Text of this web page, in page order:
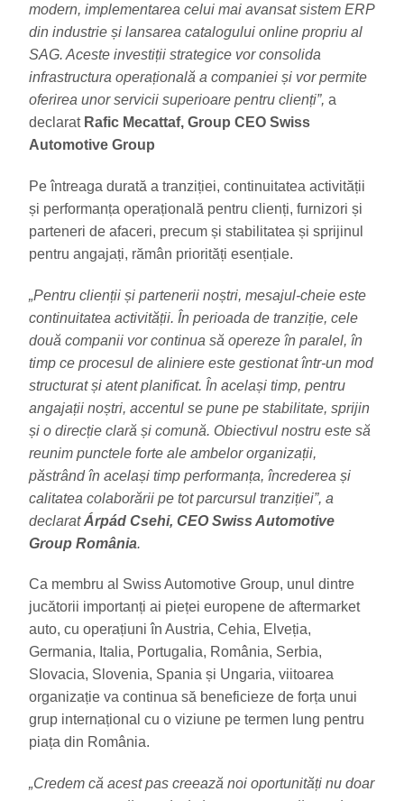
modern, implementarea celui mai avansat sistem ERP
din industrie și lansarea catalogului online propriu al
SAG. Aceste investiții strategice vor consolida
infrastructura operațională a companiei și vor permite
oferirea unor servicii superioare pentru clienți”, a
declarat Rafic Mecattaf, Group CEO Swiss
Automotive Group
Pe întreaga durată a tranziției, continuitatea activității
și performanța operațională pentru clienți, furnizori și
parteneri de afaceri, precum și stabilitatea și sprijinul
pentru angajați, rămân priorități esențiale.
„Pentru clienții și partenerii noștri, mesajul-cheie este
continuitatea activității. În perioada de tranziție, cele
două companii vor continua să opereze în paralel, în
timp ce procesul de aliniere este gestionat într-un mod
structurat și atent planificat. În același timp, pentru
angajații noștri, accentul se pune pe stabilitate, sprijin
și o direcție clară și comună. Obiectivul nostru este să
reunim punctele forte ale ambelor organizații,
păstrând în același timp performanța, încrederea și
calitatea colaborării pe tot parcursul tranziției”, a
declaratÁrpád Csehi, CEO Swiss Automotive
Group România.
Ca membru al Swiss Automotive Group, unul dintre
jucătorii importanți ai pieței europene de aftermarket
auto, cu operațiuni în Austria, Cehia, Elveția,
Germania, Italia, Portugalia, România, Serbia,
Slovacia, Slovenia, Spania și Ungaria, viitoarea
organizație va continua să beneficieze de forța unui
grup internațional cu o viziune pe termen lung pentru
piața din România.
„Credem că acest pas creează noi oportunități nu doar